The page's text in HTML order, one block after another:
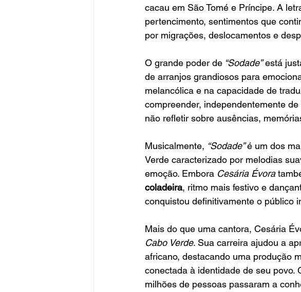
cacau em São Tomé e Príncipe. A
pertencimento, sentimentos que
por migrações, deslocamentos e
O grande poder de “Sodade” está
de arranjos grandiosos para
melancólica e na capacidade de
compreender, independentemente
não refletir sobre ausências,
Musicalmente, “Sodade” é um dos
Verde caracterizado por melodias
emoção. Embora Cesária Évora
coladeira, ritmo mais festivo e
conquistou definitivamente o público
Mais do que uma cantora, Cesária
Cabo Verde. Sua carreira ajudou a
africano, destacando uma produção
conectada à identidade de seu povo.
milhões de pessoas passaram a